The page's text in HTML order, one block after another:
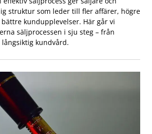
struktur som leder till fler affärer, högre
kundupplevelser. Här går vi
säljprocessen i sju steg – från
kundvård.